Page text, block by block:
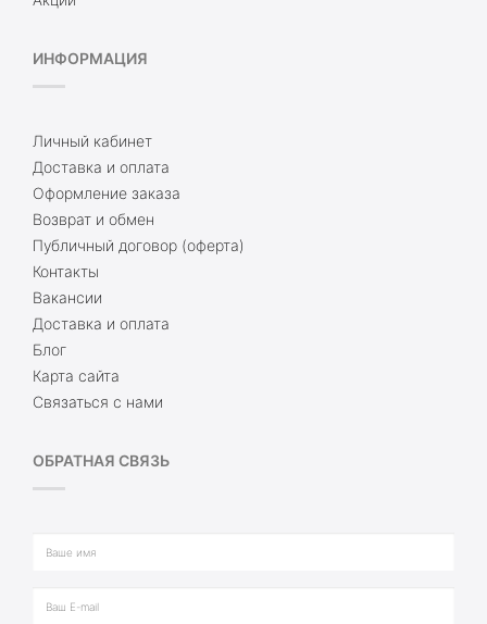
ИНФОРМАЦИЯ
Личный кабинет
Доставка и оплата
Оформление заказа
Возврат и обмен
Публичный договор (оферта)
Контакты
Вакансии
Доставка и оплата
Блог
Карта сайта
Связаться с нами
ОБРАТНАЯ СВЯЗЬ